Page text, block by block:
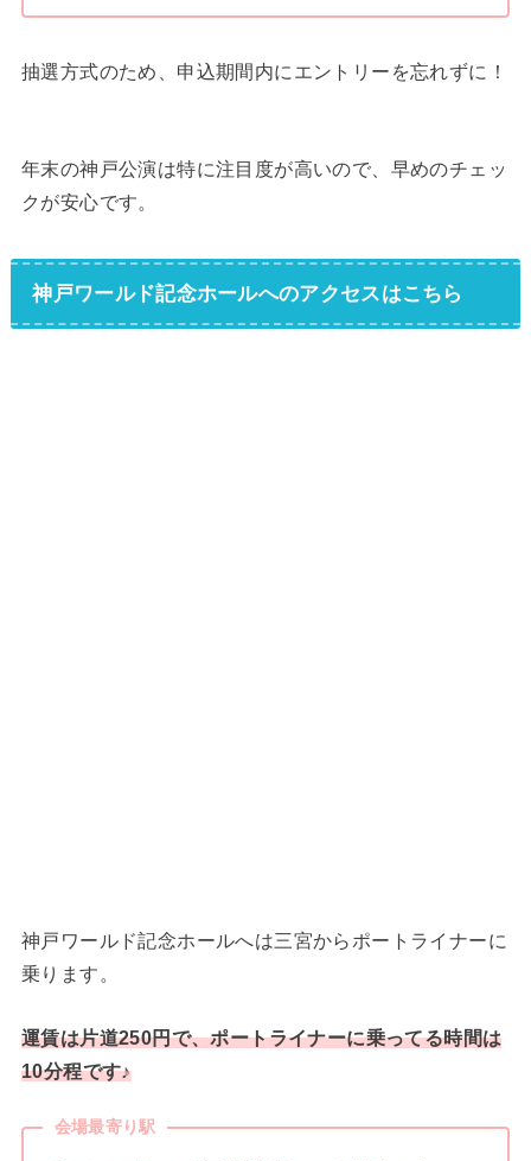
抽選方式のため、申込期間内にエントリーを忘れずに！
年末の神戸公演は特に注目度が高いので、早めのチェッ
クが安心です。
神戸ワールド記念ホールへのアクセスはこちら
神戸ワールド記念ホールへは三宮からポートライナーに
乗ります。
運賃は片道250円で、ポートライナーに乗ってる時間は
10分程です♪
会場最寄り駅